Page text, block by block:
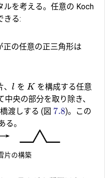
ルを考える。任意の Koch
きる:
正の任意の正三角形は
、l を K を構成する任意
中央の部分を取り除き、
渡しする (図 7.8)。この
る。
片の構築